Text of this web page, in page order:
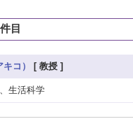
目
コ） [ 教授 ]
生活科学